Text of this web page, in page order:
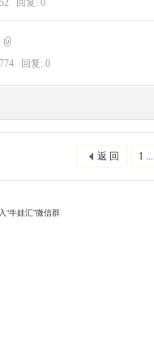
回复: 0
1 ...
返 回
“牛娃汇”微信群